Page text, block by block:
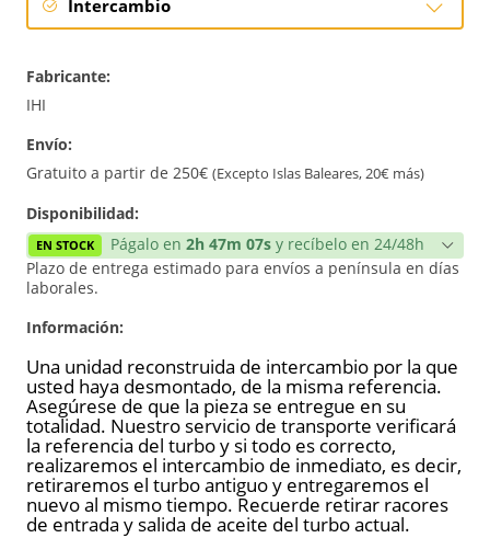
Intercambio
Fabricante:
IHI
Envío:
Gratuito a partir de 250€ (Excepto Islas Baleares, 20€ más)
Disponibilidad:
EN STOCK Págalo en 2h 47m 07s y recíbelo en 24/48h
Plazo de entrega estimado para envíos a península en días
laborales.
Información:
Una unidad reconstruida de intercambio por la que
usted haya desmontado, de la misma referencia.
Asegúrese de que la pieza se entregue en su
totalidad. Nuestro servicio de transporte verificará
la referencia del turbo y si todo es correcto,
realizaremos el intercambio de inmediato, es decir,
retiraremos el turbo antiguo y entregaremos el
nuevo al mismo tiempo. Recuerde retirar racores
de entrada y salida de aceite del turbo actual.